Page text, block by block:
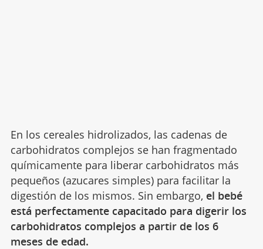
En los cereales hidrolizados, las cadenas de
carbohidratos complejos se han fragmentado
químicamente para liberar carbohidratos más
pequeños (azucares simples) para facilitar la
digestión de los mismos. Sin embargo, el bebé
está perfectamente capacitado para digerir los
carbohidratos complejos a partir de los 6
meses de edad.